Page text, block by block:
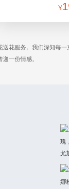
¥
花服务。我们深知每
一份情感。